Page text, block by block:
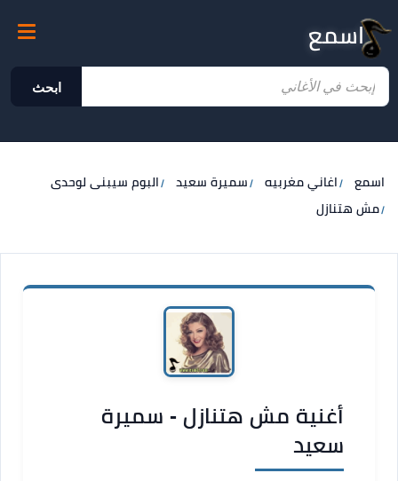
اسمع
ابحث
اسمع اغاني مغربيه سميرة سعيد
البوم سيبنى لوحدى
مش هتنازل
أغنية مش هتنازل - سميرة
سعيد